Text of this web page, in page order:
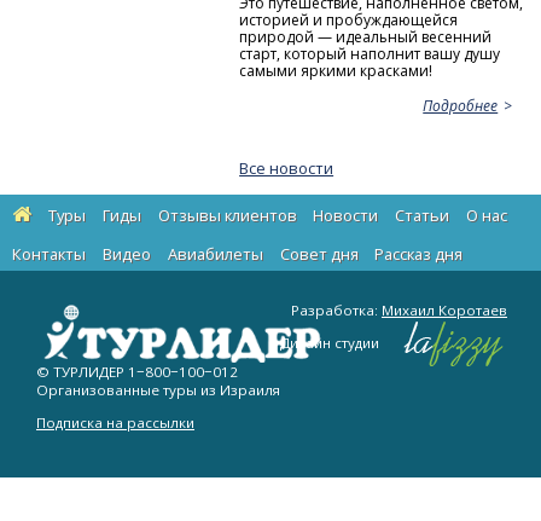
историей и пробуждающейся
природой — идеальный весенний
старт, который наполнит вашу душу
самыми яркими красками!
Подробнее
Все новости
Туры Гиды Отзывы клиентов Новости Статьи
О нас
Контакты
Видео Авиабилеты Cовет дня Рассказ дня
© ТУРЛИДЕР 1−800−100−012
Организованные туры из Израиля
Подписка на рассылки
Разработка: Михаил Коротаев
Дизайн студии